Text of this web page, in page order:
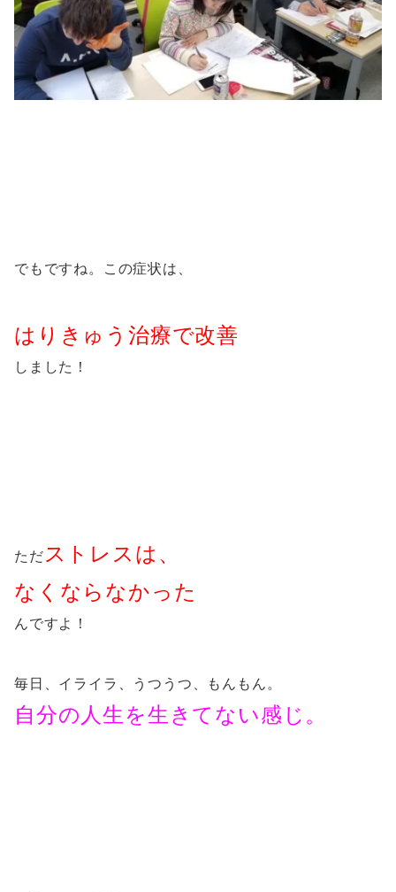
でもですね。この症状は、
はりきゅう治療で改善
しました！
ただストレスは、
なくならなかった
んですよ！
毎日、イライラ、うつうつ、もんもん。
自分の人生を生きてない感じ。